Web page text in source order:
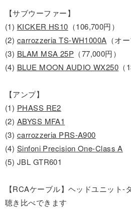
【サブウーファー】
(1) KICKER HS10 （106,700円）
(2) carrozzeria TS-WH1000A （オ
(3) BLAM MSA 25P （77,000円）
(4) BLUE MOON AUDIO WX250
【アンプ】
(1) PHASS RE2
(2) ABYSS MFA1
(3) carrozzeria PRS-A900
(4) Sinfoni Precision One-Class A
(5) JBL GTR601
【RCAケーブル】ヘッドユニット-
聴き比べできます